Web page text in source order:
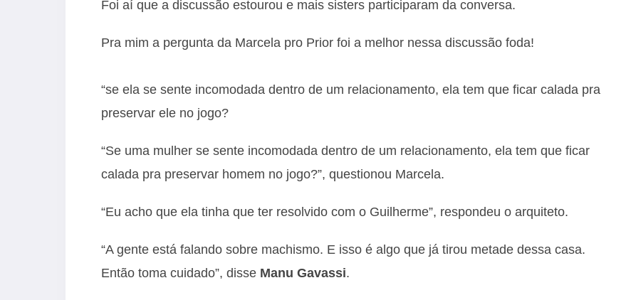
Foi aí que a discussão estourou e mais sisters participaram da conversa.
Pra mim a pergunta da Marcela pro Prior foi a melhor nessa discussão foda!
“se ela se sente incomodada dentro de um relacionamento, ela tem que ficar calada pra
preservar ele no jogo?
“Se uma mulher se sente incomodada dentro de um relacionamento, ela tem que ficar
calada pra preservar homem no jogo?”, questionou Marcela.
“Eu acho que ela tinha que ter resolvido com o Guilherme”, respondeu o arquiteto.
“A gente está falando sobre machismo. E isso é algo que já tirou metade dessa casa.
Então toma cuidado”, disse Manu Gavassi.